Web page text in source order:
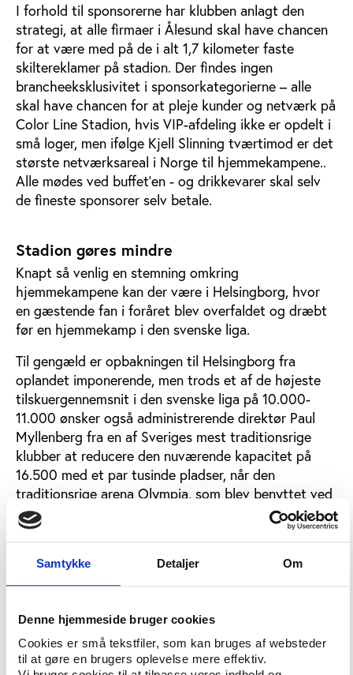
Samtykke Detaljer Om
Denne hjemmeside bruger cookies
Cookies er små tekstfiler, som kan bruges af websteder
til at gøre en brugers oplevelse mere effektiv.
I forhold til sponsorerne har klubben anlagt den
strategi, at alle firmaer i Ålesund skal have chancen
for at være med på de i alt 1,7 kilometer faste
skiltereklamer på stadion. Der findes ingen
brancheeksklusivitet i sponsorkategorierne – alle
skal have chancen for at pleje kunder og netværk på
Color Line Stadion, hvis VIP-afdeling ikke er opdelt i
små loger, men ifølge Kjell Slinning tværtimod er det
største netværksareal i Norge til hjemmekampene..
Alle mødes ved buffet’en - og drikkevarer skal selv
de fineste sponsorer selv betale.
Stadion gøres mindre
Knapt så venlig en stemning omkring
hjemmekampene kan der være i Helsingborg, hvor
en gæstende fan i foråret blev overfaldet og dræbt
før en hjemmekamp i den svenske liga.
Til gengæld er opbakningen til Helsingborg fra
oplandet imponerende, men trods et af de højeste
tilskuergennemsnit i den svenske liga på 10.000-
11.000 ønsker også administrerende direktør Paul
Myllenberg fra en af Sveriges mest traditionsrige
klubber at reducere den nuværende kapacitet på
16.500 med et par tusinde pladser, når den
traditionsrige arena Olympia, som blev benyttet ved
VM-slutrunden i 1958, efter planen snart skal
renoveres.
”Vi vil hellere kunne variere prisen efter
efterspørgslen. Det kan man ikke, hvis kapaciteten
spiller fredagskamp, er der fest for fansene, hvis vi
spiller om søndagen, kommer der mange familier, og
spiller vi om mandagen, kommer der flere VIP-